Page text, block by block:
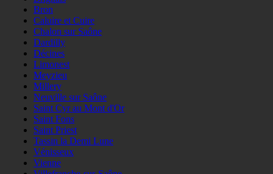
Bron
Caluire et Cuire
Chalon sur Saône
Dardilly
Décines
Limonest
Meyzieu
Millery
Neuville sur Saône
Saint Cyr au Mont d'Or
Saint Fons
Saint Priest
Tassin la Demi Lune
Vénisseux
Vienne